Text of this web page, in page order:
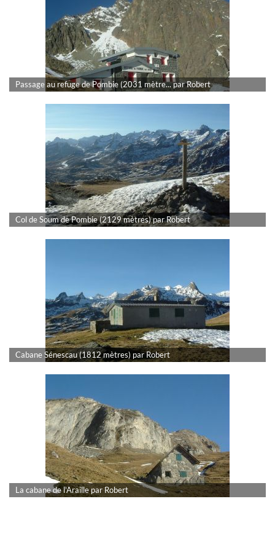
Passage au refuge de Pombie (2031 mètre... par Robert
Col de Soum de Pombie (2129 mètres) par Robert
Cabane Sénescau (1812 mètres) par Robert
La cabane de l'Araille par Robert